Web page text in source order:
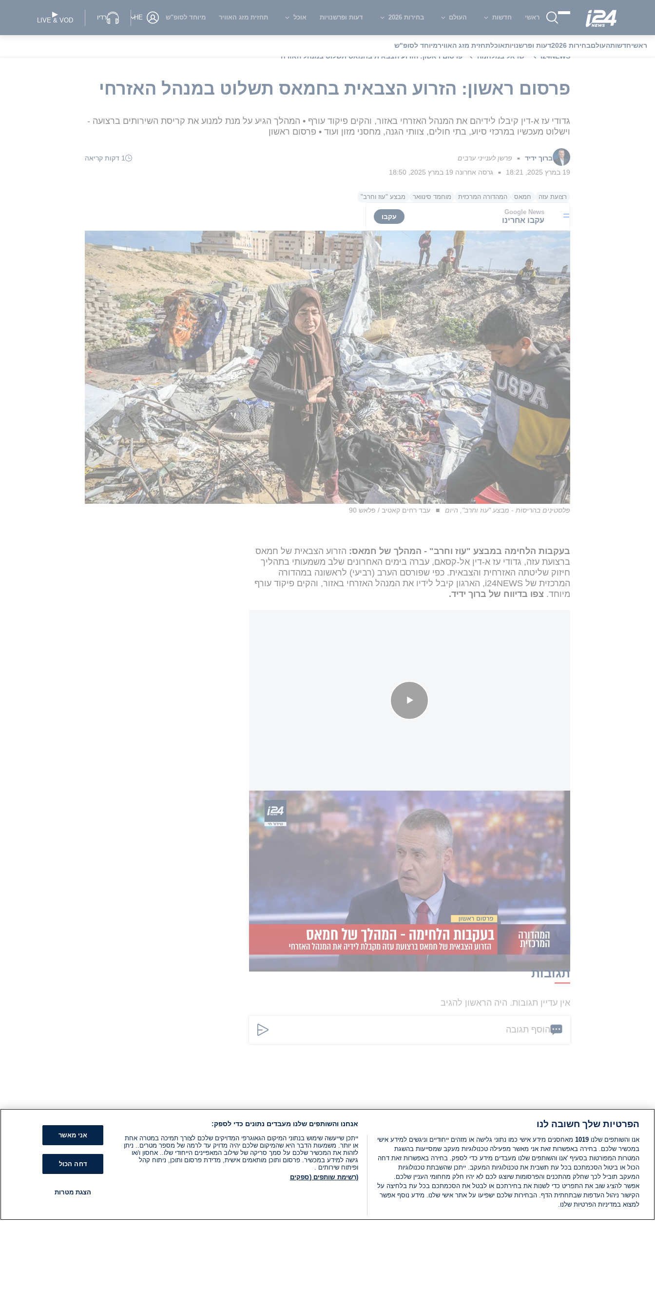
ראשי חדשות העולם בחירות 2026 דעות ופרשנויות אוכל תחזית מזג האוויר מיוחד לסופ"ש HE רדיו LIVE & VOD
ראשיחדשותהעולםבחירות 2026 דעות ופרשנויותאוכלתחזית מזג האווירמיוחד לסופ"ש
i24NEWS
ישראל במלחמה פרסום ראשון: הזרוע הצבאית בחמאס תשלוט במנהל האזרחי
פרסום ראשון: הזרוע הצבאית בחמאס תשלוט במנהל האזרחי
גדודי עז א-דין קיבלו לידיהם את המנהל האזרחי באזור, והקים פיקוד עורף • המהלך הגיע על מנת למנוע את קריסת השירותים ברצועה -
וישלוט מעכשיו במרכזי סיוע, בתי חולים, צוותי הגנה, מחסני מזון ועוד • פרסום ראשון
ברוך ידיד ■ פרשן לענייני ערבים
1 דקות קריאה
19 במרץ 2025, 18:21
■ גרסה אחרונה 19 במרץ 2025, 18:50
רצועת עזה חמאס המהדורה המרכזית מוחמד סינוואר מבצע "עוז וחרב"
Google News
עקבו אחרינו עקבו
פלסטינים בהריסות - מבצע "עוז וחרב", היום עבד רחים קאטיב / פלאש 90
בעקבות הלחימה במבצע "עוז וחרב" - המהלך של חמאס: הזרוע הצבאית של חמאס
ברצועת עזה, גדודי עז א-דין אל-קסאם, עברה בימים האחרונים שלב משמעותי בתהליך
חיזוק שליטתה האזרחית והצבאית. כפי שפורסם הערב (רביעי) לראשונה במהדורה
המרכזית של i24NEWS, הארגון קיבל לידיו את המנהל האזרחי באזור, והקים פיקוד עורף
מיוחד. צפו בדיווח של ברוך ידיד.
פרסום ראשון: הזרוע הצבאית של חמאס מקבלת לידיה את המנהל האזרחי ברצועה
כך, הזרוע הצבאית הקימה "שלטון צל" ברצועה - במטרה למנוע אתקריסת השירותים,
לאחר שעשרות (אם לא מאות) בעלי תפקידים ברצועה נמלטו דרומה.
נודע, כי מח"ט צפון עזה עז א-דין אל-חדאד וכן ראש הזרוע הצבאית מוחמד סינוואר
החליטו שבכירי הארגון ינהלו באופן ישיר את מרכזי הסיוע, בתי החולים, צוותי הגנה,
מחסני הדלק והמזון וכן את העיריות ומשרדי הכלכלה והאוצר. בצורה זו, חמאס יוכל לנתב
את הסיוע.
הכתבה הזו קיבלה 0 תגובות הוסף תגובה
תגובות
אין עדיין תגובות. היה הראשון להגיב
הוסף תגובה
הפרטיות שלך חשובה לנו
אנו והשותפים שלנו 1019 מאחסנים מידע אישי כמו נתוני גלישה או מזהים ייחודיים וניגשים למידע אישי
במכשיר שלכם. בחירה באפשרות זאת אני מאשר מפעילה טכנולוגיות מעקב שמסייעות בהשגת
המטרות המפורטות בסעיף 'אנו והשותפים שלנו מעבדים מידע כדי לספק. בחירה באפשרות זאת דחה
הכול או ביטול הסכמתכם בכל עת תשבית את טכנולוגיות המעקב. ייתכן שהשבתת טכנולוגיות
המעקב תוביל לכך שחלק מהתכנים והפרסומות שיוצגו לכם לא יהיו חלק מחחומי העניין שלכם.
אפשר להציג שוב את התפריט כדי לשנות את בחירתכם או לבטל את הסכמתכם בכל עת בלחיצה על
הקישור ניהול העדפות שבתחתית הדף. הבחירות שלכם ישפיעו על אתר אישי שלנו. מידע נוסף אפשר
למצוא במדיניות הפרטיות שלנו.
אנחנו והשותפים שלנו מעבדים נתונים כדי לספק:
ייתכן שייעשה שימוש בנתוני המיקום הגאוגרפי המדויקים שלכם לצורך תמיכה במטרה אחת
או יותר. משמעות הדבר היא שהמיקום שלכם יהיה מדויק עד לרמה של מספר מטרים.. ניתן
לזהות את המכשיר שלכם על סמך סריקה של שילוב המאפיינים הייחודי שלו.. אחסון ו/או
גישה למידע במכשיר. פרסום ותוכן מותאמים אישית, מדידת פרסום ותוכן, ניתוח קהל
ופיתוח שירותים .
(רשימת שותפים (ספקים
אני מאשר
דחה הכול
הצגת מטרות